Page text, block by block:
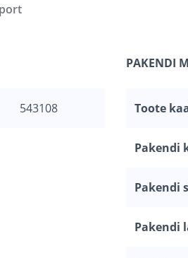
543108
PAKENDI
Toote
Pakendi
Pakendi
Pakendi